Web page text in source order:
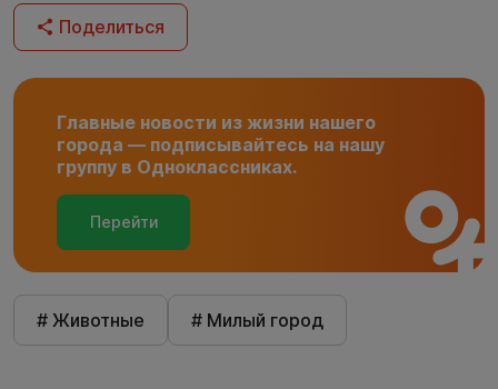
Поделиться
Главные новости из жизни нашего
города — подписывайтесь на нашу
группу в Одноклассниках.
Перейти
# Животные # Милый город